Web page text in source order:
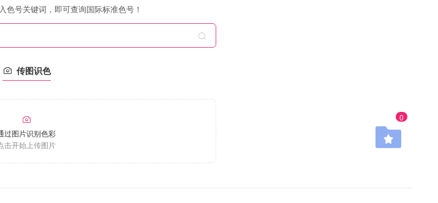
0
色号关键词，即可查询国际标准色号！
传图识色
过图片识别色彩
击开始上传图片